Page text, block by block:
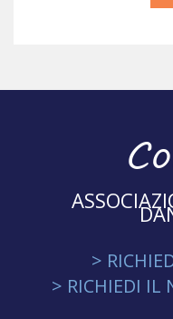
>
> RICHIEDI IL